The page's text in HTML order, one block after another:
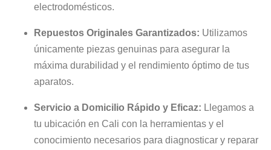
electrodomésticos.
Repuestos Originales Garantizados: Utilizamos
únicamente piezas genuinas para asegurar la
máxima durabilidad y el rendimiento óptimo de tus
aparatos.
Servicio a Domicilio Rápido y Eficaz: Llegamos a
tu ubicación en Cali con la herramientas y el
conocimiento necesarios para diagnosticar y reparar